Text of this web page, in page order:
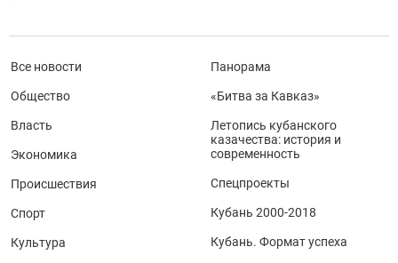
Все новости
Общество
Власть
Экономика
Происшествия
Спорт
Культура
Панорама
«Битва за Кавказ»
Летопись кубанского
казачества: история и
современность
Спецпроекты
Кубань 2000-2018
Кубань. Формат успеха